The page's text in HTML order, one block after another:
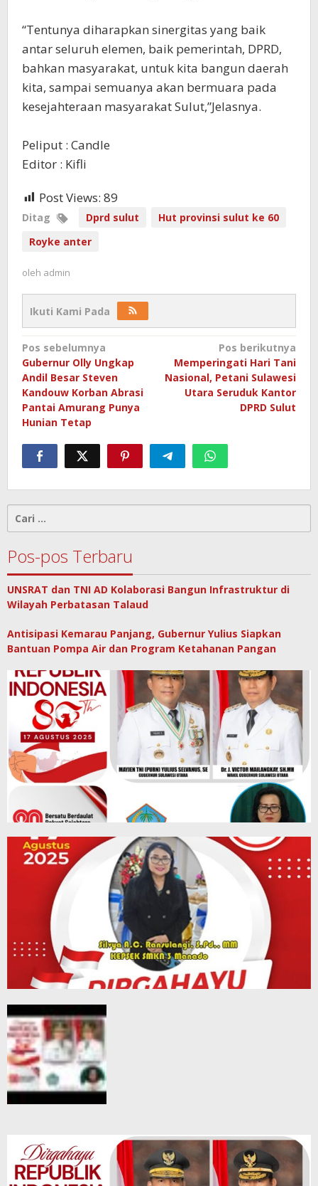
“Tentunya diharapkan sinergitas yang baik
antar seluruh elemen, baik pemerintah, DPRD,
bahkan masyarakat, untuk kita bangun daerah
kita, sampai semuanya akan bermuara pada
kesejahteraan masyarakat Sulut,”Jelasnya.
Peliput : Candle
Editor : Kifli
Post Views: 89
Ditag Dprd sulut
Hut provinsi sulut ke 60
Royke anter
oleh admin
Ikuti Kami Pada
Navigasi
pos
Pos sebelumnya
Gubernur Olly Ungkap
Andil Besar Steven
Kandouw Korban Abrasi
Pantai Amurang Punya
Hunian Tetap
Pos berikutnya
Memperingati Hari Tani
Nasional, Petani Sulawesi
Utara Seruduk Kantor
DPRD Sulut
untuk:
Pos-pos Terbaru
UNSRAT dan TNI AD Kolaborasi Bangun Infrastruktur di
Wilayah Perbatasan Talaud
Antisipasi Kemarau Panjang, Gubernur Yulius Siapkan
Bantuan Pompa Air dan Program Ketahanan Pangan